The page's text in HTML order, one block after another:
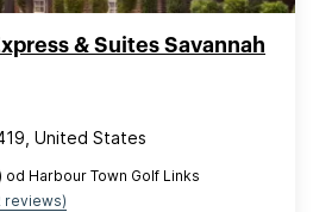
& Suites Savannah
United States
od Harbour Town Golf Links
reviews)